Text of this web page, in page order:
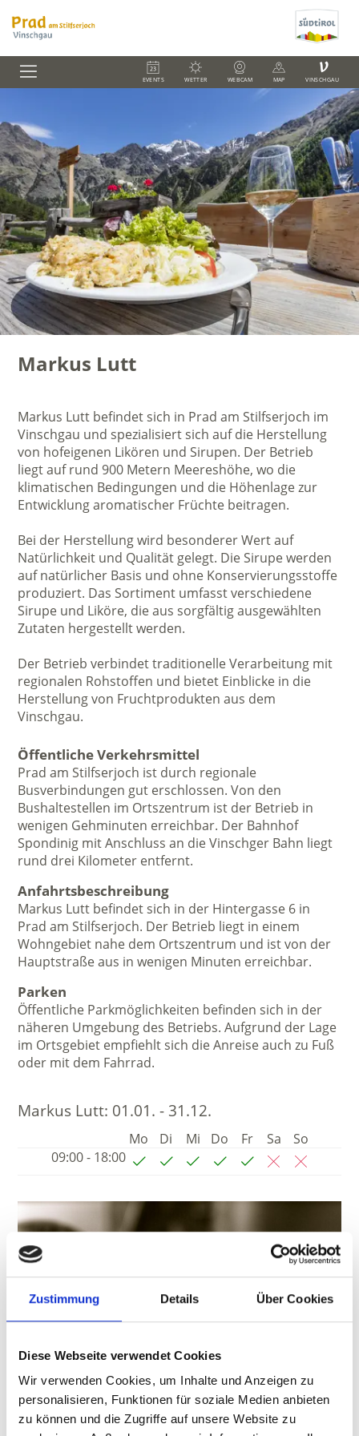
Zustimmung Details Über Cookies
Diese Webseite verwendet Cookies
Wir verwenden Cookies, um Inhalte und Anzeigen zu
personalisieren, Funktionen für soziale Medien anbieten
zu können und die Zugriffe auf unsere Website zu
EVENTS WETTER WEBCAM MAP
V
VINSCHGAU
Markus Lutt
Markus Lutt befindet sich in Prad am Stilfserjoch im
Vinschgau und spezialisiert sich auf die Herstellung
von hofeigenen Likören und Sirupen. Der Betrieb
liegt auf rund 900 Metern Meereshöhe, wo die
klimatischen Bedingungen und die Höhenlage zur
Entwicklung aromatischer Früchte beitragen.
Bei der Herstellung wird besonderer Wert auf
Natürlichkeit und Qualität gelegt. Die Sirupe werden
auf natürlicher Basis und ohne Konservierungsstoffe
produziert. Das Sortiment umfasst verschiedene
Sirupe und Liköre, die aus sorgfältig ausgewählten
Zutaten hergestellt werden.
Der Betrieb verbindet traditionelle Verarbeitung mit
regionalen Rohstoffen und bietet Einblicke in die
Herstellung von Fruchtprodukten aus dem
Vinschgau.
Öffentliche Verkehrsmittel
Prad am Stilfserjoch ist durch regionale
Busverbindungen gut erschlossen. Von den
Bushaltestellen im Ortszentrum ist der Betrieb in
wenigen Gehminuten erreichbar. Der Bahnhof
Spondinig mit Anschluss an die Vinschger Bahn liegt
rund drei Kilometer entfernt.
Anfahrtsbeschreibung
Markus Lutt befindet sich in der Hintergasse 6 in
Prad am Stilfserjoch. Der Betrieb liegt in einem
Wohngebiet nahe dem Ortszentrum und ist von der
Hauptstraße aus in wenigen Minuten erreichbar.
Parken
Öffentliche Parkmöglichkeiten befinden sich in der
näheren Umgebung des Betriebs. Aufgrund der Lage
im Ortsgebiet empfiehlt sich die Anreise auch zu Fuß
oder mit dem Fahrrad.
Markus Lutt: 01.01. - 31.12.
Mo Di Mi Do Fr Sa
So
09:00 - 18:00